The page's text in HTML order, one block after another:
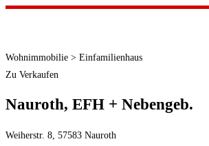
Wohnimmobilie > Einfamilienhaus
Zu Verkaufen
Nauroth, EFH + Nebengeb.
Weiherstr. 8, 57583 Nauroth